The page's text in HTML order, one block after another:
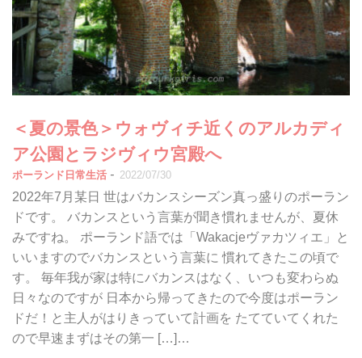
＜夏の景色＞ウォヴィチ近くのアルカディ
ア公園とラジヴィウ宮殿へ
ポーランド日常生活 - 2022/07/30
2022年7月某日 世はバカンスシーズン真っ盛りのポーラン
ドです。 バカンスという言葉が聞き慣れませんが、夏休
みですね。 ポーランド語では「Wakacjeヴァカツィエ」と
いいますのでバカンスという言葉に 慣れてきたこの頃で
す。 毎年我が家は特にバカンスはなく、いつも変わらぬ
日々なのですが 日本から帰ってきたので今度はポーラン
ドだ！と主人がはりきっていて計画を たてていてくれた
ので早速まずはその第一 […]…